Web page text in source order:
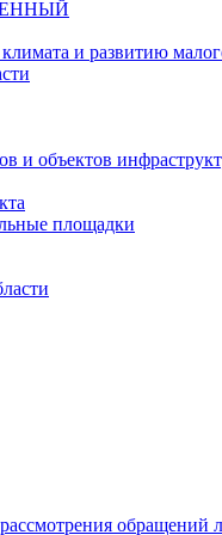
и развитию
и объектов
площадки
обращений